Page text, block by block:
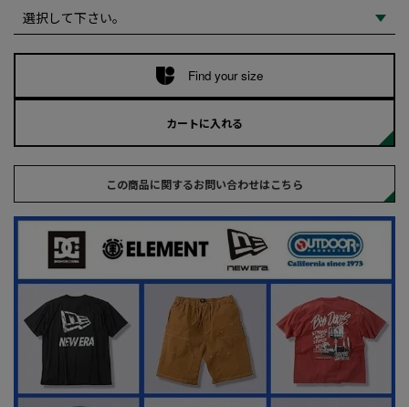
Find your size
カートに入れる
この商品に関するお問い合わせはこちら